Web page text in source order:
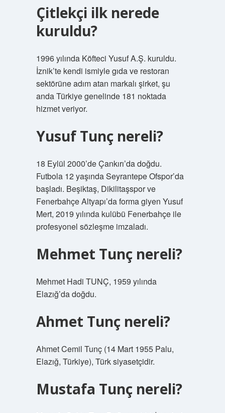
Çitlekçi ilk nerede
kuruldu?
1996 yılında Köfteci Yusuf A.Ş. kuruldu.
İznik’te kendi ismiyle gıda ve restoran
sektörüne adım atan markalı şirket, şu
anda Türkiye genelinde 181 noktada
hizmet veriyor.
Yusuf Tunç nereli?
18 Eylül 2000’de Çankırı’da doğdu.
Futbola 12 yaşında Seyrantepe Ofspor’da
başladı. Beşiktaş, Dikilitaşspor ve
Fenerbahçe Altyapı’da forma giyen Yusuf
Mert, 2019 yılında kulübü Fenerbahçe ile
profesyonel sözleşme imzaladı.
Mehmet Tunç nereli?
Mehmet Hadi TUNÇ, 1959 yılında
Elazığ’da doğdu.
Ahmet Tunç nereli?
Ahmet Cemil Tunç (14 Mart 1955 Palu,
Elazığ, Türkiye), Türk siyasetçidir.
Mustafa Tunç nereli?